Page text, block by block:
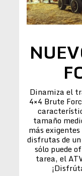
Dinamiza el
4×4 Brute
tamaño
más
disfrutas de
sólo puede
tarea, el